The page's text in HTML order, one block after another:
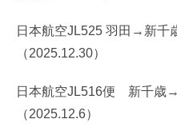
日本航空JL525 羽田→新
（2025.12.30）
日本航空JL516便 新千歳
（2025.12.6）